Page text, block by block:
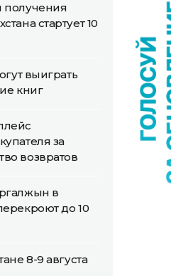
получения
стартует 10
выиграть
книг
за
возвратов
в
до 10
8-9 августа